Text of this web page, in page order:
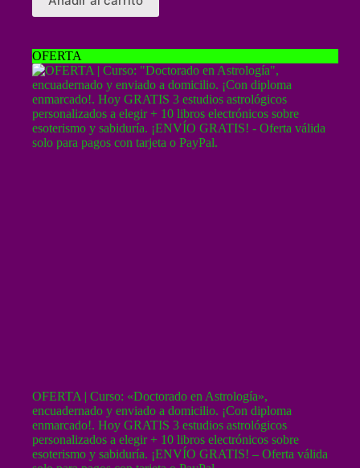
OFERTA
OFERTA | Curso: «Doctorado en Astrología»,
encuadernado y enviado a domicilio. ¡Con diploma
enmarcado!. Hoy GRATIS 3 estudios astrológicos
personalizados a elegir + 10 libros electrónicos sobre
esoterismo y sabiduría. ¡ENVÍO GRATIS! – Oferta válida